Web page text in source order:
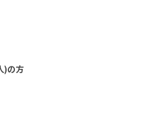
)の方